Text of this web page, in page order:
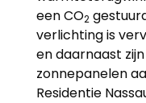
een CO2
verlichting is
en daarnaast
zonnepanelen
Residentie